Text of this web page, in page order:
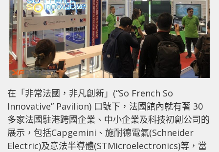
在「非常法國，非凡創新」(“So French So
Innovative” Pavilion) 口號下，法國館內就有著 30
多家法國駐港跨國企業、中小企業及科技初創公司的
展示，包括Capgemini、施耐德電氣(Schneider
Electric)及意法半導體(STMicroelectronics)等，當